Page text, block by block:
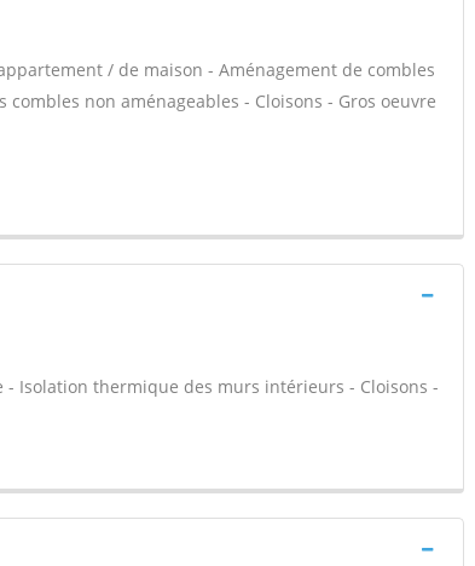
/ de maison - Aménagement de combles
non aménageables - Cloisons - Gros oeuvre
Isolation thermique des murs intérieurs - Cloisons -